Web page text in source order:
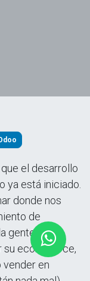
el desarrollo
ya está iniciado.
donde nos
de
gente de
su ecommerce,
en